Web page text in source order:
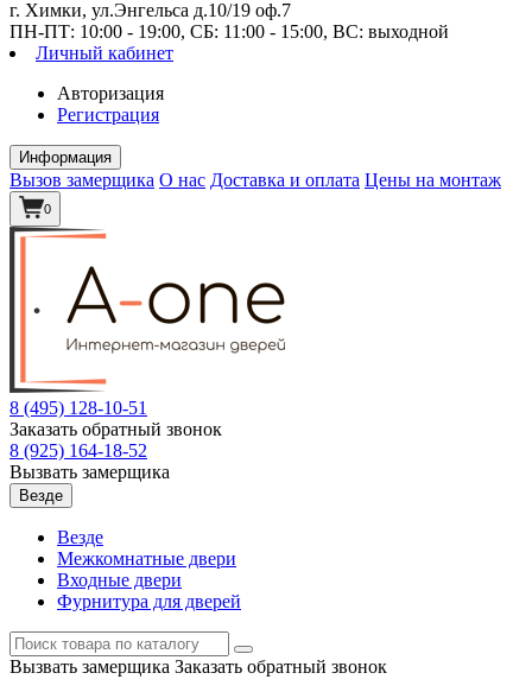
г. Химки, ул.Энгельса д.10/19 оф.7
ПН-ПТ: 10:00 - 19:00, СБ: 11:00 - 15:00, ВС: выходной
Личный кабинет
Авторизация
Регистрация
Информация
Вызов замерщика О нас Доставка и оплата Цены на монтаж
0
8 (495) 128-10-51
Заказать обратный звонок
8 (925) 164-18-52
Вызвать замерщика
Везде
Везде
Межкомнатные двери
Входные двери
Фурнитура для дверей
Вызвать замерщика Заказать обратный звонок